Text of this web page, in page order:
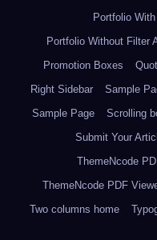
Portfolio
Portfolio Without Filter
Promotion Boxes
Right Sidebar
Sample
Sample Page
Scrolling
Submit Your
ThemeNcode
ThemeNcode PDF
Two columns home